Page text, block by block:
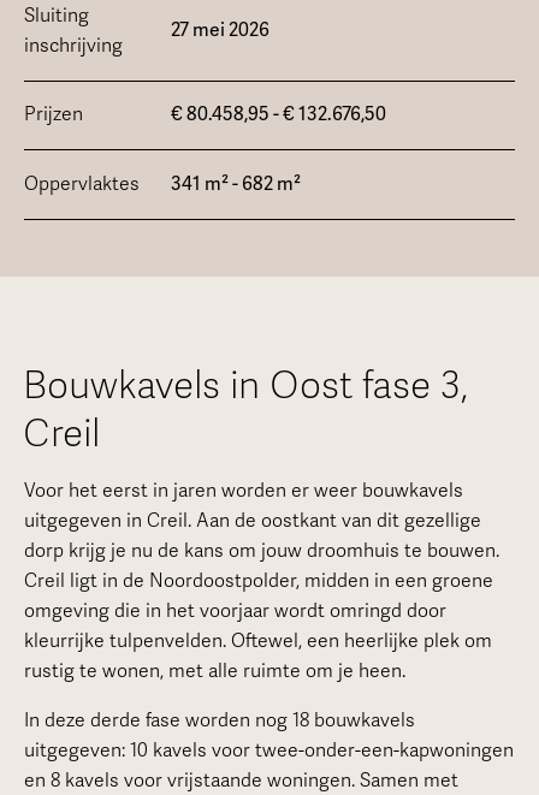
Sluiting
inschrijving
27 mei 2026
Prijzen € 80.458,95 - € 132.676,50
Oppervlaktes 341 m² - 682 m²
Bouwkavels in Oost fase 3,
Creil
Voor het eerst in jaren worden er weer bouwkavels
uitgegeven in Creil. Aan de oostkant van dit gezellige
dorp krijg je nu de kans om jouw droomhuis te bouwen.
Creil ligt in de Noordoostpolder, midden in een groene
omgeving die in het voorjaar wordt omringd door
kleurrijke tulpenvelden. Oftewel, een heerlijke plek om
rustig te wonen, met alle ruimte om je heen.
In deze derde fase worden nog 18 bouwkavels
uitgegeven: 10 kavels voor twee-onder-een-kapwoningen
en 8 kavels voor vrijstaande woningen. Samen met